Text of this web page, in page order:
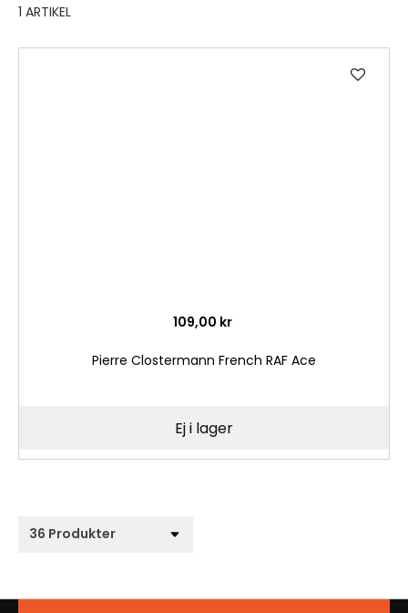
1 ARTIKEL
109,00 kr
Pierre Clostermann French RAF Ace
Ej i lager